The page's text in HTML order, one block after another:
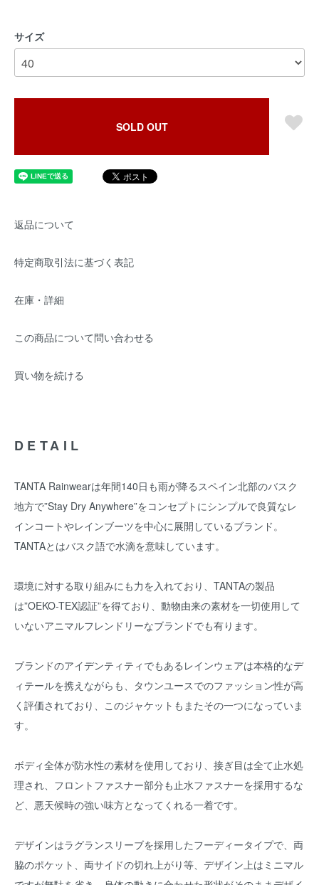
サイズ
SOLD OUT
返品について
特定商取引法に基づく表記
在庫・詳細
この商品について問い合わせる
買い物を続ける
DETAIL
TANTA Rainwearは年間140日も雨が降るスペイン北部のバスク
地方で”Stay Dry Anywhere”をコンセプトにシンプルで良質なレ
インコートやレインブーツを中心に展開しているブランド。
TANTAとはバスク語で水滴を意味しています。
環境に対する取り組みにも力を入れており、TANTAの製品
は”OEKO-TEX認証”を得ており、動物由来の素材を一切使用して
いないアニマルフレンドリーなブランドでも有ります。
ブランドのアイデンティティでもあるレインウェアは本格的なデ
ィテールを携えながらも、タウンユースでのファッション性が高
く評価されており、このジャケットもまたその一つになっていま
す。
ボディ全体が防水性の素材を使用しており、接ぎ目は全て止水処
理され、フロントファスナー部分も止水ファスナーを採用するな
ど、悪天候時の強い味方となってくれる一着です。
デザインはラグランスリーブを採用したフーディータイプで、両
脇のポケット、両サイドの切れ上がり等、デザイン上はミニマル